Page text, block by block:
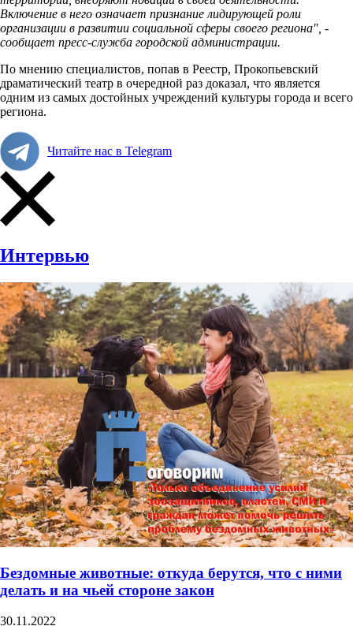
Включение в него означает признание лидирующей роли
организации в развитии социальной сферы своего региона", -
сообщает пресс-служба городской администрации.
По мнению специалистов, попав в Реестр, Прокопьевский
драматический театр в очередной раз доказал, что является
одним из самых достойных учреждений культуры города и всего
региона.
Читайте нас в Telegram
Интервью
Бездомные животные: откуда берутся, что с ними
делать и на чьей стороне закон
30.11.2022